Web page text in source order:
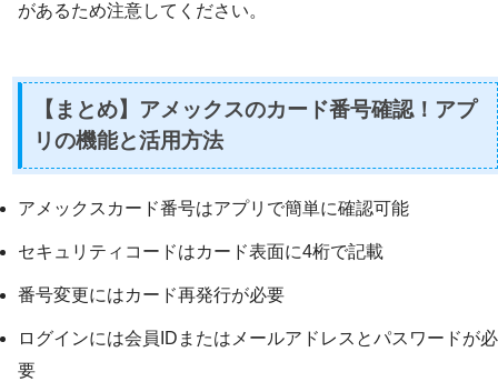
があるため注意してください。
【まとめ】アメックスのカード番号確認！アプ
リの機能と活用方法
アメックスカード番号はアプリで簡単に確認可能
セキュリティコードはカード表面に4桁で記載
番号変更にはカード再発行が必要
ログインには会員IDまたはメールアドレスとパスワードが必
要